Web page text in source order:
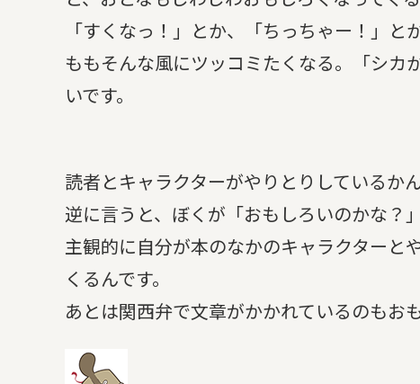
「すくなっ！」とか、「ちっちゃー！」
ももそんな風にツッコミたくなる。「シカ
いです。
読者とキャラクターがやりとりしているか
逆に言うと、ぼくが「おもしろいのかな？
主観的に自分が本のなかのキャラクターと
くるんです。
あとは関西弁で文章がかかれているのもお